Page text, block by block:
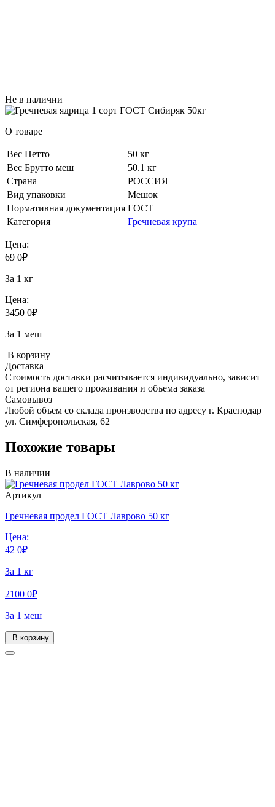
Не в наличии
О товаре
Вес Нетто
50 кг
Вес Брутто меш
50.1 кг
Страна
РОССИЯ
Вид упаковки
Мешок
Нормативная документация ГОСТ
Категория
Гречневая крупа
Цена:
69 0₽
За 1 кг
Цена:
3450 0₽
За 1 меш
В корзину
Доставка
Стоимость доставки расчитывается индивидуально, зависит
от региона вашего проживания и объема заказа
Самовывоз
Любой объем со склада производства по адресу г. Краснодар
ул. Симферопольская, 62
Похожие товары
В наличии
Артикул
Гречневая продел ГОСТ Лаврово 50 кг
Цена:
42 0₽
За 1 кг
2100 0₽
За 1 меш
В корзину